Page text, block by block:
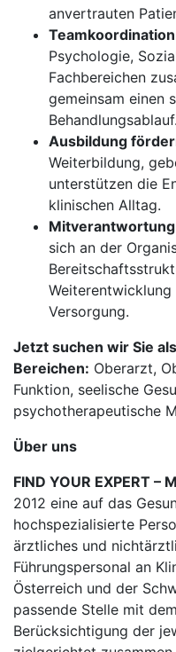
anvertrauten
Psychologie,
Fachbereichen
gemeinsam einen
Behandlungsablauf.
Ausbildung
Weiterbildung,
unterstützen die
klinischen Alltag.
sich an der
Versorgung.
Jetzt suchen wir Sie
Bereichen: Oberarzt,
Funktion, seelische
psychotherapeutische
Über uns
FIND YOUR EXPERT –
2012 eine auf das
hochspezialisierte
ärztliches und
Führungspersonal an
Österreich und der
passende Stelle mit
Berücksichtigung der